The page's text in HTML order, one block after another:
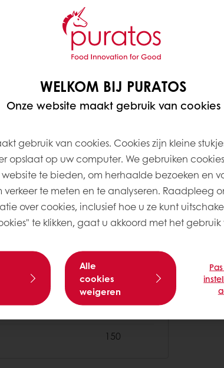
1.000
800
70
5
750
250
150
WELKOM BIJ PURATOS
Onze website maakt gebruik van cookies
gebruik van cookies. Cookies zijn kleine
opslaat op uw computer. We gebruiken
te bieden, om herhaalde bezoeken en
verkeer te meten en te analyseren. Raadpleeg
over cookies, inclusief hoe u ze kunt
te klikken, gaat u akkoord met het gebruik
Alle
cookies
weigeren